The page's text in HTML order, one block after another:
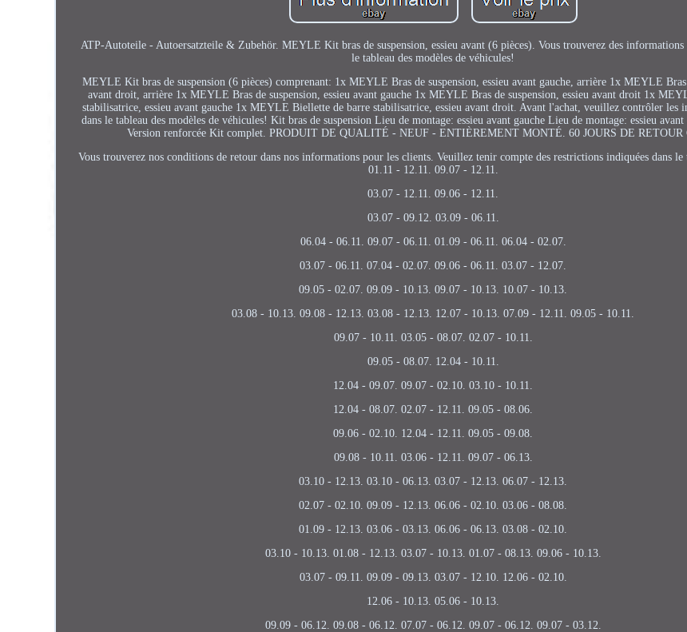
ATP-Autoteile - Autoersatzteile & Zubehör. MEYLE Kit bras de suspension, essieu avant (6 pièces). Vous trouverez des informations
le tableau des modèles de véhicules!
MEYLE Kit bras de suspension (6 pièces) comprenant: 1x MEYLE Bras de suspension, essieu avant gauche, arrière 1x MEYLE Bras
avant droit, arrière 1x MEYLE Bras de suspension, essieu avant gauche 1x MEYLE Bras de suspension, essieu avant droit 1x
stabilisatrice, essieu avant gauche 1x MEYLE Biellette de barre stabilisatrice, essieu avant droit. Avant l'achat, veuillez contrôler les
dans le tableau des modèles de véhicules! Kit bras de suspension Lieu de montage: essieu avant gauche Lieu de montage: essieu
Version renforcée Kit complet. PRODUIT DE QUALITÉ - NEUF - ENTIÈREMENT MONTÉ. 60 JOURS DE RETOUR
Vous trouverez nos conditions de retour dans nos informations pour les clients. Veuillez tenir compte des restrictions indiquées dans le
01.11 - 12.11. 09.07 - 12.11.
03.07 - 12.11. 09.06 - 12.11.
03.07 - 09.12. 03.09 - 06.11.
06.04 - 06.11. 09.07 - 06.11. 01.09 - 06.11. 06.04 - 02.07.
03.07 - 06.11. 07.04 - 02.07. 09.06 - 06.11. 03.07 - 12.07.
09.05 - 02.07. 09.09 - 10.13. 09.07 - 10.13. 10.07 - 10.13.
03.08 - 10.13. 09.08 - 12.13. 03.08 - 12.13. 12.07 - 10.13. 07.09 - 12.11. 09.05 - 10.11.
09.07 - 10.11. 03.05 - 08.07. 02.07 - 10.11.
09.05 - 08.07. 12.04 - 10.11.
12.04 - 09.07. 09.07 - 02.10. 03.10 - 10.11.
12.04 - 08.07. 02.07 - 12.11. 09.05 - 08.06.
09.06 - 02.10. 12.04 - 12.11. 09.05 - 09.08.
09.08 - 10.11. 03.06 - 12.11. 09.07 - 06.13.
03.10 - 12.13. 03.10 - 06.13. 03.07 - 12.13. 06.07 - 12.13.
02.07 - 02.10. 09.09 - 12.13. 06.06 - 02.10. 03.06 - 08.08.
01.09 - 12.13. 03.06 - 03.13. 06.06 - 06.13. 03.08 - 02.10.
03.10 - 10.13. 01.08 - 12.13. 03.07 - 10.13. 01.07 - 08.13. 09.06 - 10.13.
03.07 - 09.11. 09.09 - 09.13. 03.07 - 12.10. 12.06 - 02.10.
12.06 - 10.13. 05.06 - 10.13.
09.09 - 06.12. 09.08 - 06.12. 07.07 - 06.12. 09.07 - 06.12. 09.07 - 03.12.